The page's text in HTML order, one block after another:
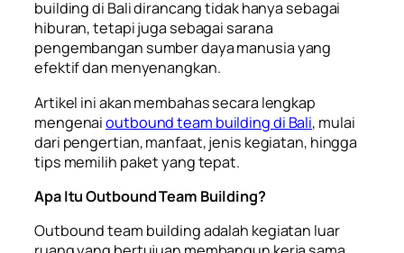
building di Bali dirancang tidak hanya sebagai
hiburan, tetapi juga sebagai sarana
pengembangan sumber daya manusia yang
efektif dan menyenangkan.
Artikel ini akan membahas secara lengkap
mengenaioutbound team building di Bali, mulai
dari pengertian, manfaat, jenis kegiatan, hingga
tips memilih paket yang tepat.
Apa Itu Outbound Team Building?
Outbound team building adalah kegiatan luar